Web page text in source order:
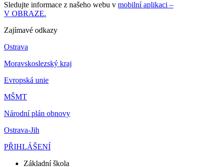
Sledujte informace z našeho webu v mobilní aplikaci –
V OBRAZE.
Zajímavé odkazy
Ostrava
Moravskoslezský kraj
Evropská unie
MŠMT
Národní plán obnovy
Ostrava-Jih
PŘIHLÁŠENÍ
Základní škola